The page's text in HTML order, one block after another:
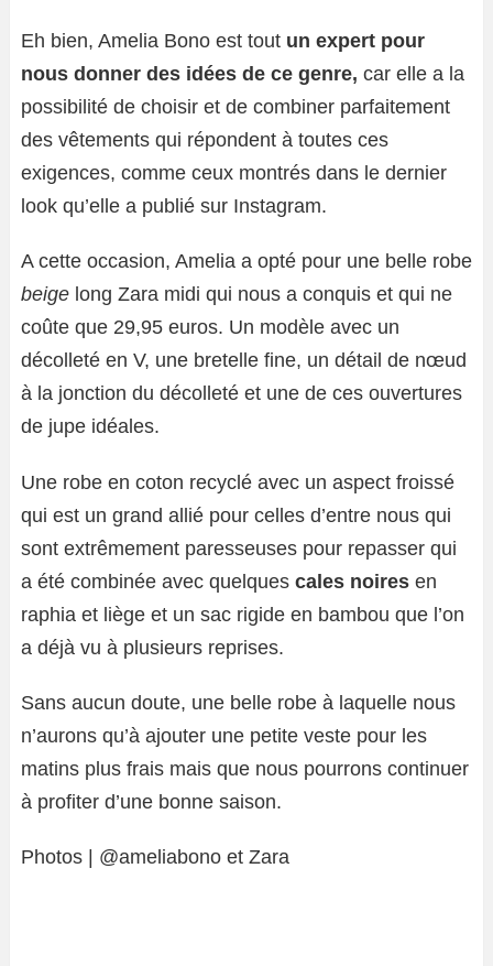
Eh bien, Amelia Bono est tout un expert pour
nous donner des idées de ce genre, car elle a la
possibilité de choisir et de combiner parfaitement
des vêtements qui répondent à toutes ces
exigences, comme ceux montrés dans le dernier
look qu’elle a publié sur Instagram.
A cette occasion, Amelia a opté pour une belle robe
beige long Zara midi qui nous a conquis et qui ne
coûte que 29,95 euros. Un modèle avec un
décolleté en V, une bretelle fine, un détail de nœud
à la jonction du décolleté et une de ces ouvertures
de jupe idéales.
Une robe en coton recyclé avec un aspect froissé
qui est un grand allié pour celles d’entre nous qui
sont extrêmement paresseuses pour repasser qui
a été combinée avec quelques cales noires en
raphia et liège et un sac rigide en bambou que l’on
a déjà vu à plusieurs reprises.
Sans aucun doute, une belle robe à laquelle nous
n’aurons qu’à ajouter une petite veste pour les
matins plus frais mais que nous pourrons continuer
à profiter d’une bonne saison.
Photos | @ameliabono et Zara